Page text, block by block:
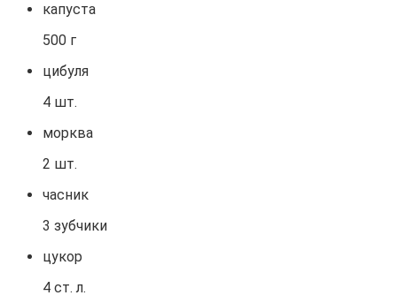
капуста
500 г
цибуля
4 шт.
морква
2 шт.
часник
3 зубчики
цукор
4 ст. л.